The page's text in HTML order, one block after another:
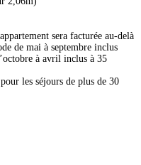
sera facturée au-delà
de mai à septembre inclus
à avril inclus à 35
les séjours de plus de 30